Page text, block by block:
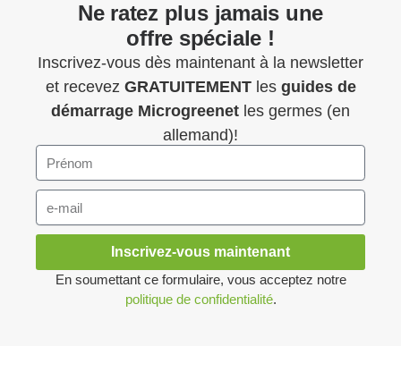
Ne ratez plus jamais une
offre spéciale !
Inscrivez-vous dès maintenant à la newsletter
et recevez GRATUITEMENTles guides de
démarrage Microgreenet les germes (en
allemand)!
Inscrivez-vous maintenant
En soumettant ce formulaire, vous acceptez notre
politique de confidentialité.